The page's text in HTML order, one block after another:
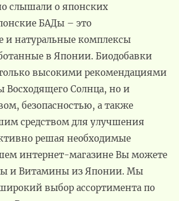
слышали о японских
БАДы – это
и натуральные комплексы
в Японии. Биодобавки
высокими рекомендациями
Восходящего Солнца, но и
безопасностью, а также
средством для улучшения
решая необходимые
интернет-магазине Вы можете
и Витамины из Японии. Мы
выбор ассортимента по